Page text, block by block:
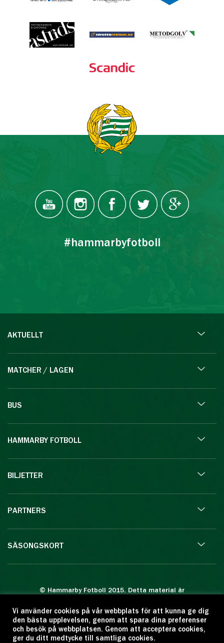
#hammarbyfotboll
AKTUELLT
MATCHER / LAGEN
BUS
HAMMARBY FOTBOLL
BILJETTER
PARTNERS
SÄSONGSKORT
© Hammarby Fotboll 2015. Detta material är
Eftertryck eller annan kopiering är förbjuden.
Citera oss gärna men ange källan:
www.hammarbyfotboll.se. Ansvarig utgivare:
Vi använder cookies på vår webbplats för att kunna ge dig
den bästa upplevelsen, genom att spara dina preferenser
och besök på webbplatsen. Genom att acceptera cookies,
ger du ditt medtycke till samtliga cookies.